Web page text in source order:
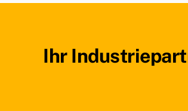
Ihr